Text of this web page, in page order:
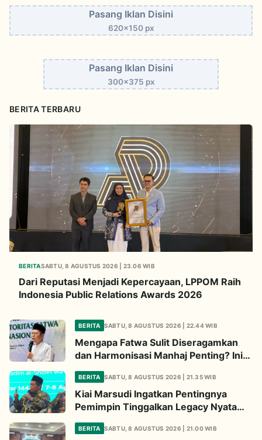
Pasang Iklan Disini
620x150 px
Pasang Iklan Disini
300x375 px
BERITA TERBARU
BERITASABTU, 8 AGUSTUS 2026 | 23.06 WIB
Dari Reputasi Menjadi Kepercayaan, LPPOM Raih
Indonesia Public Relations Awards 2026
BERITA SABTU, 8 AGUSTUS 2026 | 22.44 WIB
Mengapa Fatwa Sulit Diseragamkan
dan Harmonisasi Manhaj Penting? Ini
Penjelasan Kiai Cholil
BERITA SABTU, 8 AGUSTUS 2026 | 21.35 WIB
Kiai Marsudi Ingatkan Pentingnya
Pemimpin Tinggalkan Legacy Nyata
untuk Umat
BERITA SABTU, 8 AGUSTUS 2026 | 21.00 WIB